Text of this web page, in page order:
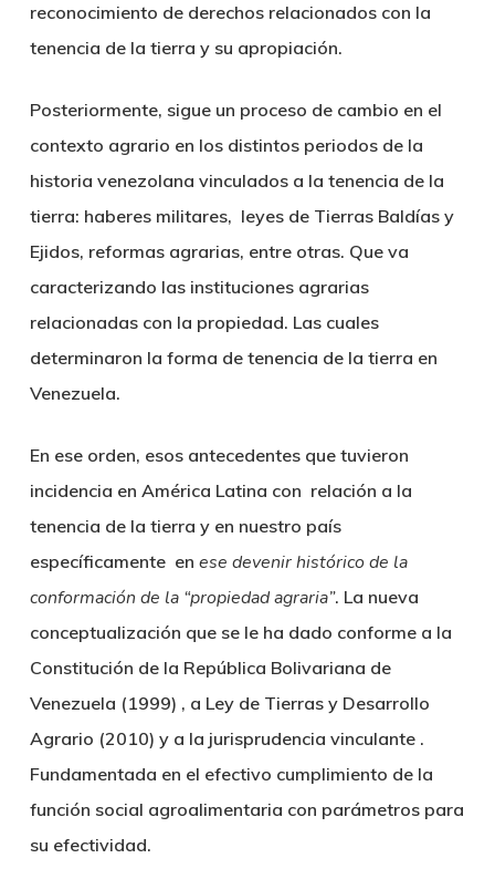
reconocimiento de derechos relacionados con la
tenencia de la tierra y su apropiación.
Posteriormente, sigue un proceso de cambio en el
contexto agrario en los distintos periodos de la
historia venezolana vinculados a la tenencia de la
tierra: haberes militares, leyes de Tierras Baldías y
Ejidos, reformas agrarias, entre otras. Que va
caracterizando las instituciones agrarias
relacionadas con la propiedad. Las cuales
determinaron la forma de tenencia de la tierra en
Venezuela.
En ese orden, esos antecedentes que tuvieron
incidencia en América Latina con relación a la
tenencia de la tierra y en nuestro país
específicamente en ese devenir histórico de la
conformación de la “propiedad agraria”. La nueva
conceptualización que se le ha dado conforme a la
Constitución de la República Bolivariana de
Venezuela (1999) , a Ley de Tierras y Desarrollo
Agrario (2010) y a la jurisprudencia vinculante .
Fundamentada en el efectivo cumplimiento de la
función social agroalimentaria con parámetros para
su efectividad.